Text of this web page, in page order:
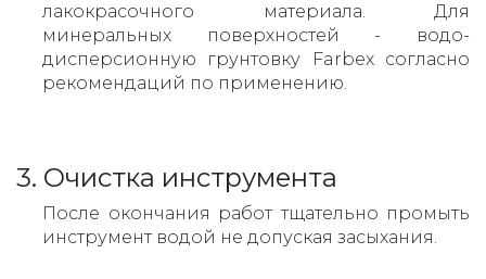
лакокрасочного материала. Для
минеральных поверхностей - водо-
дисперсионную грунтовку Farbex согласно
рекомендаций по применению.
3. Очистка инструмента
После окончания работ тщательно промыть
инструмент водой не допуская засыхания.